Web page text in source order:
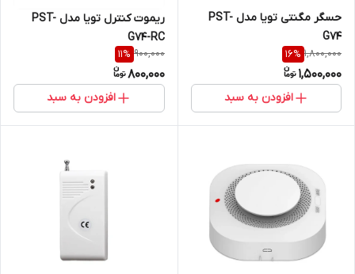
حسگر مگنتی تویا مدل PST-
G74
1,800,000
16%
1,500,000
افزودن به سبد
ریموت کنترل تویا مدل PST-
G74-RC
900,000
11%
800,000
افزودن به سبد